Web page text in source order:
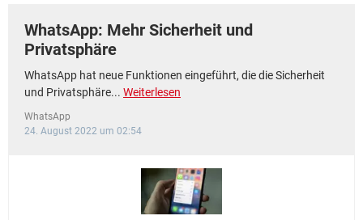
WhatsApp: Mehr Sicherheit und
Privatsphäre
WhatsApp hat neue Funktionen eingeführt, die die Sicherheit
und Privatsphäre... Weiterlesen
WhatsApp
24. August 2022 um 02:54